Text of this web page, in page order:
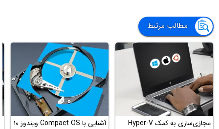
مطالب مرتبط
آشنایی با Compact OS‌ ویندوز ۱۰